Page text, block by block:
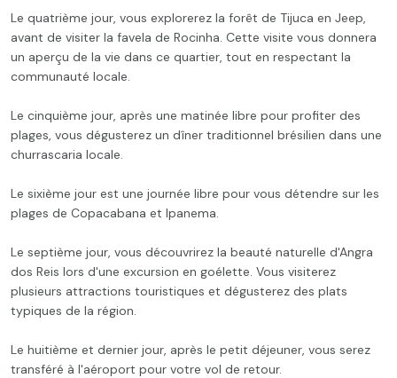
Le quatrième jour, vous explorerez la forêt de Tijuca en Jeep,
avant de visiter la favela de Rocinha. Cette visite vous donnera
un aperçu de la vie dans ce quartier, tout en respectant la
communauté locale.
Le cinquième jour, après une matinée libre pour profiter des
plages, vous dégusterez un dîner traditionnel brésilien dans une
churrascaria locale.
Le sixième jour est une journée libre pour vous détendre sur les
plages de Copacabana et Ipanema.
Le septième jour, vous découvrirez la beauté naturelle d'Angra
dos Reis lors d'une excursion en goélette. Vous visiterez
plusieurs attractions touristiques et dégusterez des plats
typiques de la région.
Le huitième et dernier jour, après le petit déjeuner, vous serez
transféré à l'aéroport pour votre vol de retour.